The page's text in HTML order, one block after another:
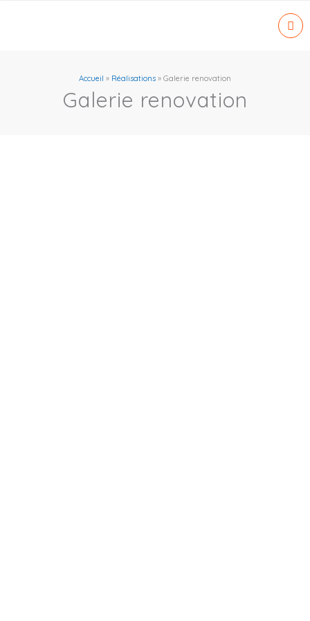
Accueil » Réalisations » Galerie renovation
Galerie renovation